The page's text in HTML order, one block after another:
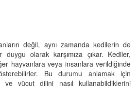
değil, aynı zamanda kedilerin de
duygu olarak karşımıza çıkar. Kediler,
hayvanlara veya insanlara verildiğinde
Bu durumu anlamak için
ve vücut dilini nasıl kullanabildiklerini